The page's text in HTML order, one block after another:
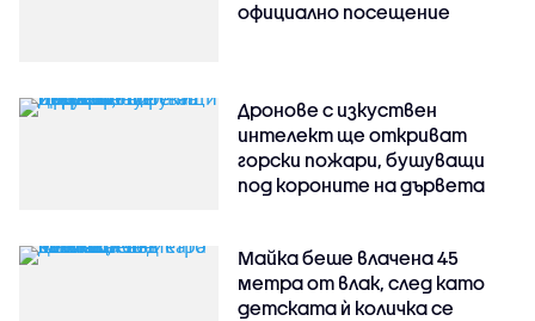
официално посещение
Дронове с изкуствен
интелект ще откриват
горски пожари, бушуващи
под короните на дървета
Майка беше влачена 45
метра от влак, след като
детската ѝ количка се